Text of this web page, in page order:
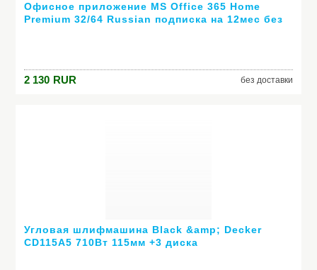
Офисное приложение MS Office 365 Home
Premium 32/64 Russian подписка на 12мес без
2 130 RUR без доставки
Угловая шлифмашина Black &amp; Decker
CD115A5 710Вт 115мм +3 диска